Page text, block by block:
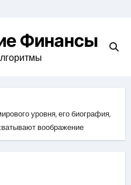
Финансы
уровня, его биография,
воображение